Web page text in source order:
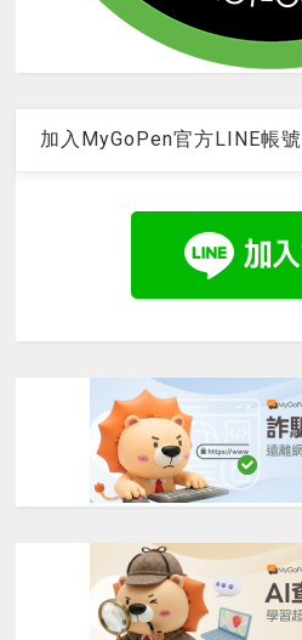
加入MyGoPen官方LINE帳號